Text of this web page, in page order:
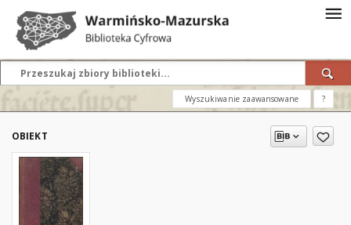
Wyszukiwanie zaawansowane ?
OBIEKT